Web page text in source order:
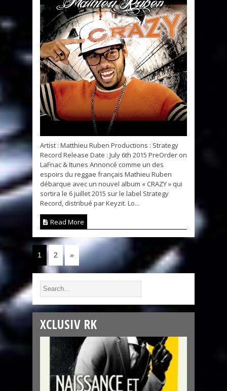
Artist : Matthieu Ruben Productions : Strategy
Record Release Date : July 6th 2015 PreOrder on
LaFnac & Itunes Annoncé comme un des
espoirs du reggae français Mathieu Ruben
débarque avec un nouvel album « CRAZY » qui
sortira le 6 juillet 2015 sur le label Strategy
Record, distribué par Keyzit. Lo...
Read More
1 2 »
XCLUSIV RK